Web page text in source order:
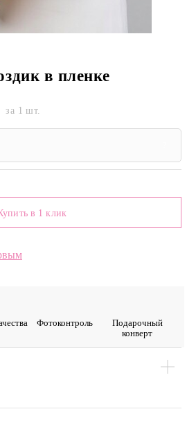
в пленке
за 1 шт.
в 1 клик
Фото­контроль
Подарочный
конверт